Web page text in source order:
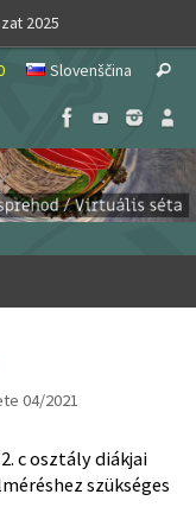
2025
Slovenščina Search
04/2021
c osztály diákjai
szükséges